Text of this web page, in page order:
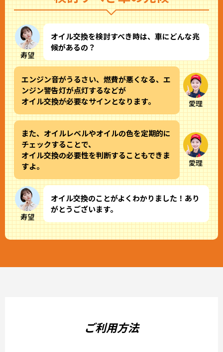
寿望
オイル交換を検討すべき時は、車にどんな兆
候があるの？
愛理
エンジン音がうるさい、燃費が悪くなる、エ
ンジン警告灯が点灯するなどが
オイル交換が必要なサインとなります。
愛理
また、オイルレベルやオイルの色を定期的に
チェックすることで、
オイル交換の必要性を判断することもできま
すよ。
寿望
オイル交換のことがよくわかりました！あり
がとうございます。
ご利用方法